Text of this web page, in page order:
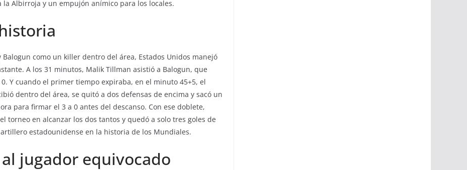
Albirroja y un empujón anímico para los locales.
como un killer dentro del área, Estados Unidos manejó
A los 31 minutos, Malik Tillman asistió a Balogun, que
Y cuando el primer tiempo expiraba, en el minuto 45+5, el
dentro del área, se quitó a dos defensas de encima y sacó un
para firmar el 3 a 0 antes del descanso. Con ese doblete,
torneo en alcanzar los dos tantos y quedó a solo tres goles de
estadounidense en la historia de los Mundiales.
jugador equivocado